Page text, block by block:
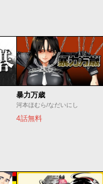
暴力万歳
河本ほむら/なだいにし
4話無料